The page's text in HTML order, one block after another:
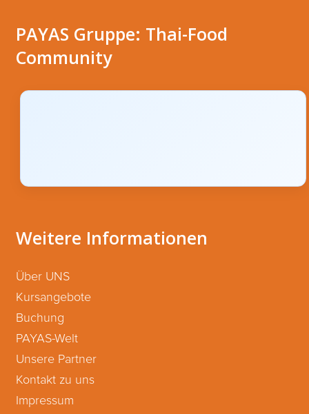
PAYAS Gruppe: Thai-Food
Community
Weitere Informationen
Über UNS
Kursangebote
Buchung
PAYAS-Welt
Unsere Partner
Kontakt zu uns
Impressum